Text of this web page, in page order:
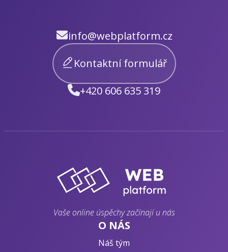
info@webplatform.cz
Kontaktní formulář
+420 606 635 319
Vaše online úspěchy začínají u nás
O NÁS
Náš tým